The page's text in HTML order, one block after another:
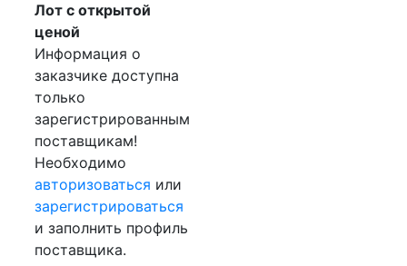
Лот с открытой
ценой
Информация о
заказчике доступна
только
зарегистрированным
поставщикам!
Необходимо
авторизоваться или
зарегистрироваться
и заполнить профиль
поставщика.